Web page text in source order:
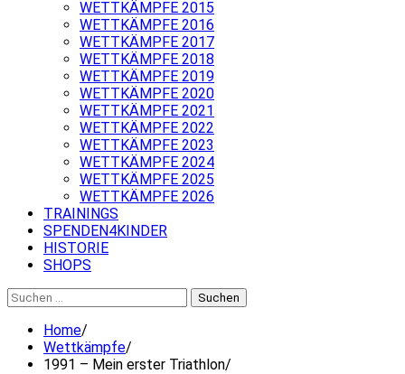
WETTKÄMPFE 2015
WETTKÄMPFE 2016
WETTKÄMPFE 2017
WETTKÄMPFE 2018
WETTKÄMPFE 2019
WETTKÄMPFE 2020
WETTKÄMPFE 2021
WETTKÄMPFE 2022
WETTKÄMPFE 2023
WETTKÄMPFE 2024
WETTKÄMPFE 2025
WETTKÄMPFE 2026
TRAININGS
SPENDEN4KINDER
HISTORIE
SHOPS
Suchen
nach:
Home
Wettkämpfe
1991 – Mein erster Triathlon